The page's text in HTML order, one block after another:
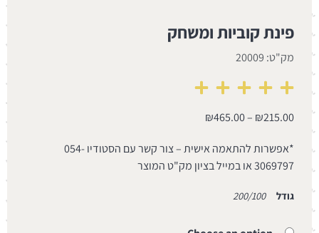
פינת קוביות ומשחק
מק"ט: 20009
₪215.00
–
₪465.00
*אפשרות להתאמה אישית – צור קשר עם הסטודיו 054-
3069797 או במייל בציון מק"ט המוצר
גודל 200/100